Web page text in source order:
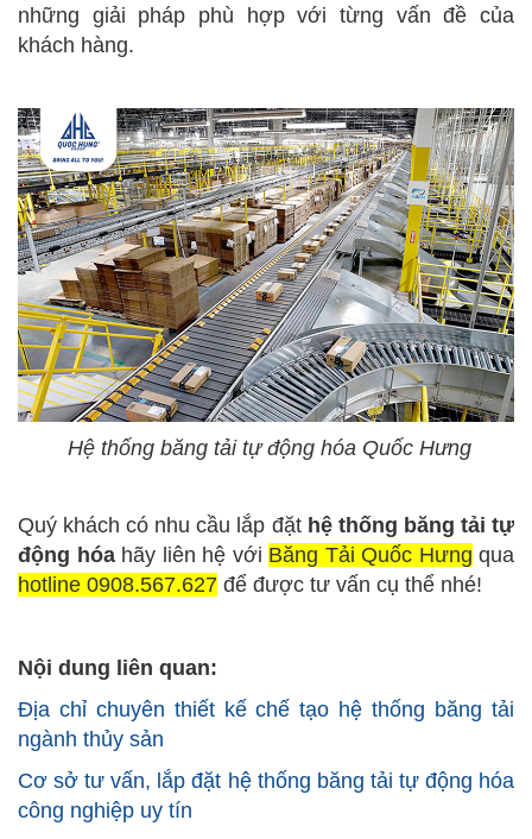
những giải pháp phù hợp với từng vấn đề của
khách hàng.
Hệ thống băng tải tự động hóa Quốc Hưng
Quý khách có nhu cầu lắp đặt hệ thống băng tải tự
động hóahãy liên hệ với Băng Tải Quốc Hưng qua
hotline 0908.567.627 để được tư vấn cụ thể nhé!
Nội dung liên quan:
Địa chỉ chuyên thiết kế chế tạo hệ thống băng tải
ngành thủy sản
Cơ sở tư vấn, lắp đặt hệ thống băng tải tự động hóa
công nghiệp uy tín